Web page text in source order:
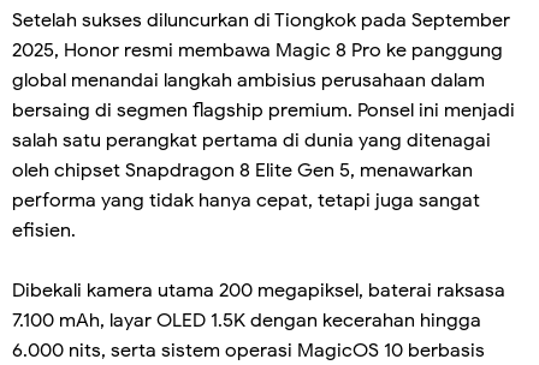
Setelah sukses diluncurkan di Tiongkok pada September
2025, Honor resmi membawa Magic 8 Pro ke panggung
global menandai langkah ambisius perusahaan dalam
bersaing di segmen flagship premium. Ponsel ini menjadi
salah satu perangkat pertama di dunia yang ditenagai
oleh chipset Snapdragon 8 Elite Gen 5, menawarkan
performa yang tidak hanya cepat, tetapi juga sangat
efisien.
Dibekali kamera utama 200 megapiksel, baterai raksasa
7.100 mAh, layar OLED 1.5K dengan kecerahan hingga
6.000 nits, serta sistem operasi MagicOS 10 berbasis